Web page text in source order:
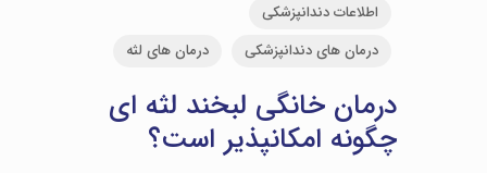
اطلاعات دندانپزشکی
درمان های دندانپزشکی
درمان های لثه
درمان خانگی لبخند لثه ای
چگونه امکانپذیر است؟